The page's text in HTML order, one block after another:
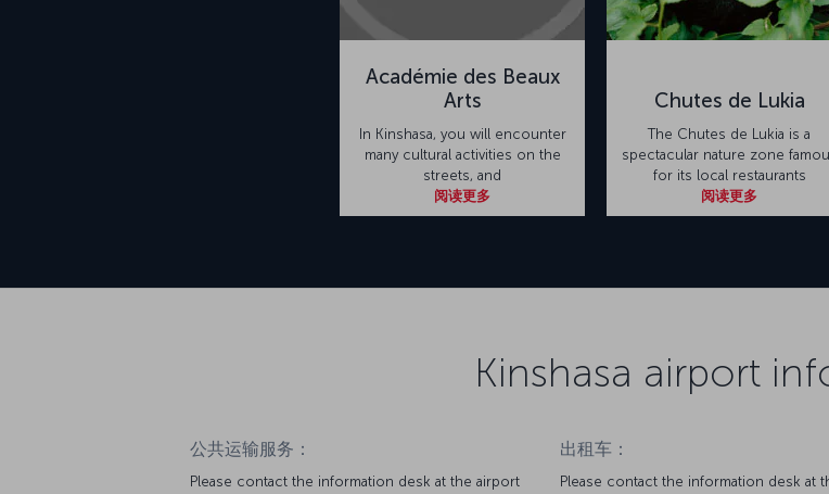
Académie des Beaux
Arts
In Kinshasa, you will encounter
many cultural activities on the
streets, and
阅读更多
Chutes de Lukia
The Chutes de Lukia is a
spectacular nature zone
for its local restaurants
阅读更多
Kinshasa airport
公共运输服务：
Please contact the information desk at the airport
出租车：
Please contact the information desk at